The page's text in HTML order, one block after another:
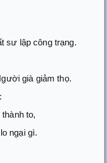
sư lập công trạng.
già giảm thọ.
to,
ngại gì.